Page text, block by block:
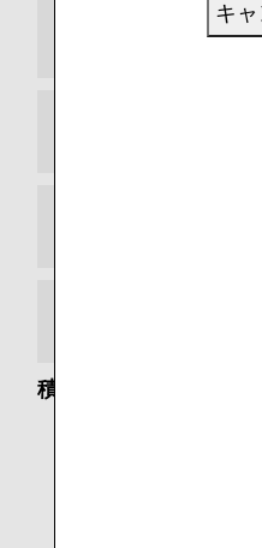
ファーストクラス
積算対象
ANAマイレージクラブ
小児運賃のマイル積算
キ